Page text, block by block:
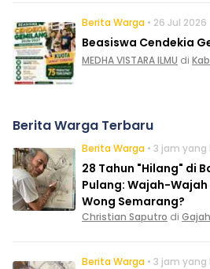
Berita Warga • 26 Jul 2026
Beasiswa Cendekia
MEDHA VISTARA ILMU di
Berita Warga Terbaru
Berita Warga • 3 jam yang
28 Tahun "Hilang" di
Pulang: Wajah-Wajah
Wong Semarang?
Christian Saputro di
Berita Warga • 3 jam yang